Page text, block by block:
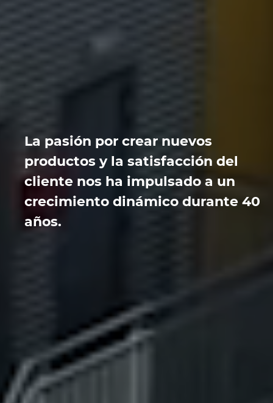
La pasión por crear nuevos
productos y la satisfacción del
cliente nos ha impulsado a un
crecimiento dinámico durante 40
años.